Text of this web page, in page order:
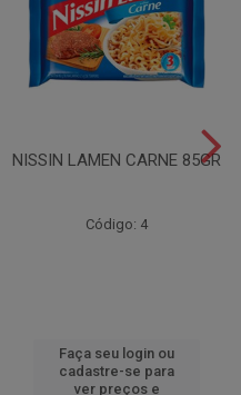
NISSIN LAMEN CARNE 85GR
Código: 4
Faça seu login ou
cadastre-se para
ver preços e